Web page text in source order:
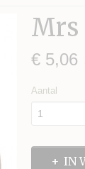
Mrs
€ 5,06
Aantal
IN